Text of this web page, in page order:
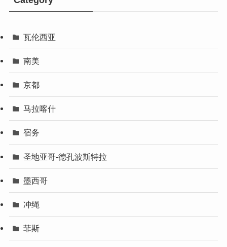
瓦伦西亚
南美
京都
马拉喀什
宿务
圣地亚哥-德孔波斯特拉
墨西哥
冲绳
菲斯